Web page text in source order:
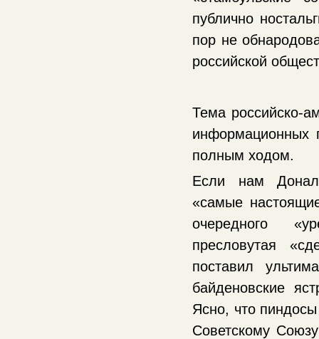
публично
пор не
российской
Тема российско-
информационных
полным ходом.
Если нам
«самые
очередного
пресловутая
поставил
байденовские
Ясно, что
Советскому